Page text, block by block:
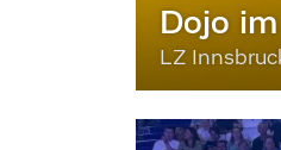
Dojo
LZ